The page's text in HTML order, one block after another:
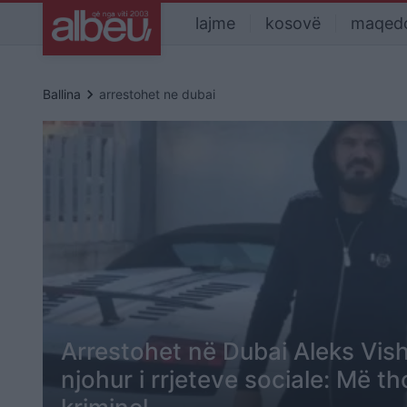
lajme kosovë
Ballina keyboard_arrow_right arrestohet ne dubai
Arrestohet në Dubai Aleks
njohur i rrjeteve sociale: Më